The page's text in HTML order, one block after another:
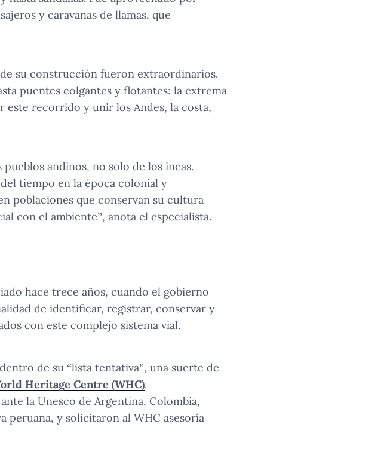
y caravanas de llamas, que
su construcción fueron extraordinarios.
puentes colgantes y flotantes: la extrema
este recorrido y unir los Andes, la costa,
andinos, no solo de los incas.
tiempo en la época colonial y
poblaciones que conservan su cultura
con el ambiente”, anota el especialista.
hace trece años, cuando el gobierno
de identificar, registrar, conservar y
con este complejo sistema vial.
de su “lista tentativa”, una suerte de
Heritage Centre (WHC).
la Unesco de Argentina, Colombia,
peruana, y solicitaron al WHC asesoría